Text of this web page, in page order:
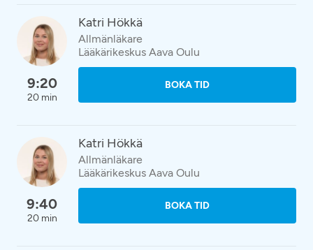
9:20
20 min
Katri Hökkä
Allmänläkare
Lääkärikeskus Aava Oulu
BOKA TID
9:40
20 min
Katri Hökkä
Allmänläkare
Lääkärikeskus Aava Oulu
BOKA TID